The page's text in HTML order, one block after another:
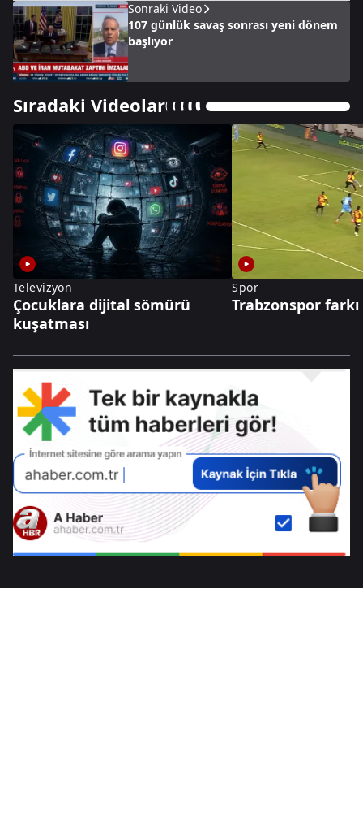
Sonraki Video
107 günlük savaş sonrası yeni dönem
başlıyor
Sıradaki Videolar
Televizyon
Çocuklara dijital sömürü
kuşatması
Spor
Trabzonspor